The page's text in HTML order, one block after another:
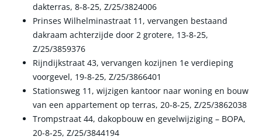
dakterras, 8-8-25, Z/25/3824006
Prinses Wilhelminastraat 11, vervangen bestaand
dakraam achterzijde door 2 grotere, 13-8-25,
Z/25/3859376
Rijndijkstraat 43, vervangen kozijnen 1e verdieping
voorgevel, 19-8-25, Z/25/3866401
Stationsweg 11, wijzigen kantoor naar woning en bouw
van een appartement op terras, 20-8-25, Z/25/3862038
Trompstraat 44, dakopbouw en gevelwijziging – BOPA,
20-8-25, Z/25/3844194